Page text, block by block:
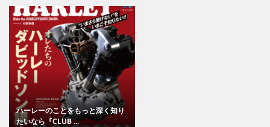
ハーレーのことをもっと深く知り
たいなら『CLUB ...